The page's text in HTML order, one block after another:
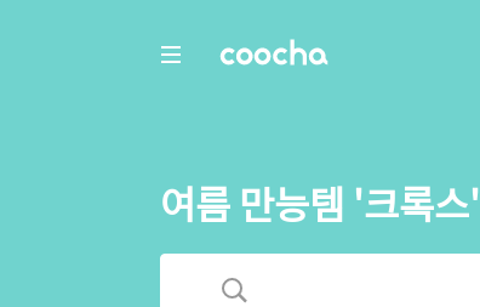
COOCHA
여름 만능템 '크록스'